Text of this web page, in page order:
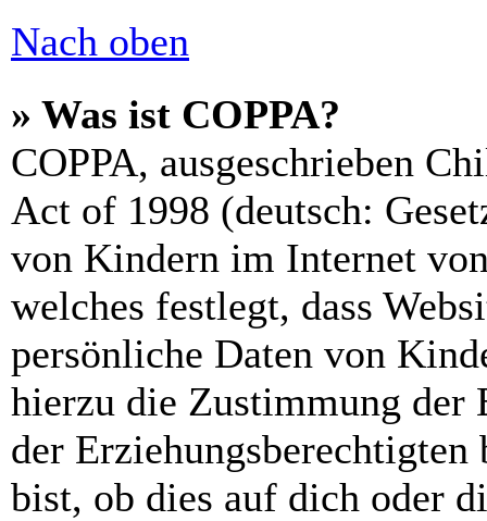
Nach oben
» Was ist COPPA?
COPPA, ausgeschrieben
Act of 1998 (deutsch:
von Kindern im Internet
welches festlegt, dass
persönliche Daten von
hierzu die Zustimmung der
der
bist, ob dies auf dich oder